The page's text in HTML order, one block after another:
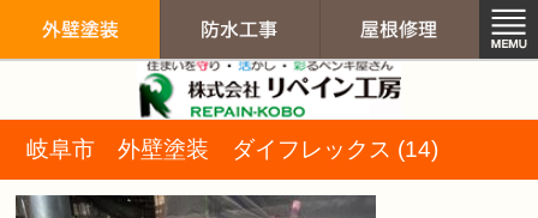
岐阜市 外壁塗装 ダイフレックス (14)